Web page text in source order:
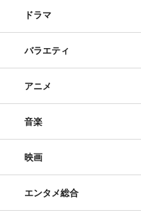
ドラマ
バラエティ
アニメ
音楽
映画
エンタメ総合